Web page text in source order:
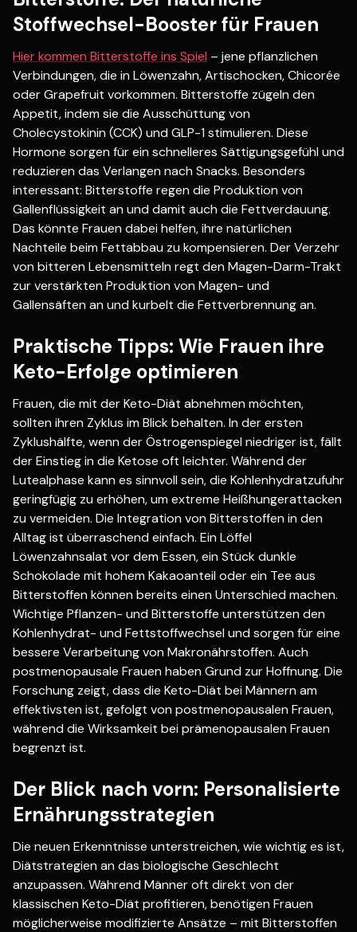
Stoffwechsel-Booster für Frauen
Hier kommen Bitterstoffe ins Spiel – jene pflanzlichen
Verbindungen, die in Löwenzahn, Artischocken, Chicorée
oder Grapefruit vorkommen. Bitterstoffe zügeln den
Appetit, indem sie die Ausschüttung von
Cholecystokinin (CCK) und GLP-1 stimulieren. Diese
Hormone sorgen für ein schnelleres Sättigungsgefühl und
reduzieren das Verlangen nach Snacks. Besonders
interessant: Bitterstoffe regen die Produktion von
Gallenflüssigkeit an und damit auch die Fettverdauung.
Das könnte Frauen dabei helfen, ihre natürlichen
Nachteile beim Fettabbau zu kompensieren. Der Verzehr
von bitteren Lebensmitteln regt den Magen-Darm-Trakt
zur verstärkten Produktion von Magen- und
Gallensäften an und kurbelt die Fettverbrennung an.
Praktische Tipps: Wie Frauen ihre
Keto-Erfolge optimieren
Frauen, die mit der Keto-Diät abnehmen möchten,
sollten ihren Zyklus im Blick behalten. In der ersten
Zyklushälfte, wenn der Östrogenspiegel niedriger ist, fällt
der Einstieg in die Ketose oft leichter. Während der
Lutealphase kann es sinnvoll sein, die Kohlenhydratzufuhr
geringfügig zu erhöhen, um extreme Heißhungerattacken
zu vermeiden. Die Integration von Bitterstoffen in den
Alltag ist überraschend einfach. Ein Löffel
Löwenzahnsalat vor dem Essen, ein Stück dunkle
Schokolade mit hohem Kakaoanteil oder ein Tee aus
Bitterstoffen können bereits einen Unterschied machen.
Wichtige Pflanzen- und Bitterstoffe unterstützen den
Kohlenhydrat- und Fettstoffwechsel und sorgen für eine
bessere Verarbeitung von Makronährstoffen. Auch
postmenopausale Frauen haben Grund zur Hoffnung. Die
Forschung zeigt, dass die Keto-Diät bei Männern am
effektivsten ist, gefolgt von postmenopausalen Frauen,
während die Wirksamkeit bei prämenopausalen Frauen
begrenzt ist.
Der Blick nach vorn: Personalisierte
Ernährungsstrategien
Die neuen Erkenntnisse unterstreichen, wie wichtig es ist,
Diätstrategien an das biologische Geschlecht
anzupassen. Während Männer oft direkt von der
klassischen Keto-Diät profitieren, benötigen Frauen
möglicherweise modifizierte Ansätze – mit Bitterstoffen